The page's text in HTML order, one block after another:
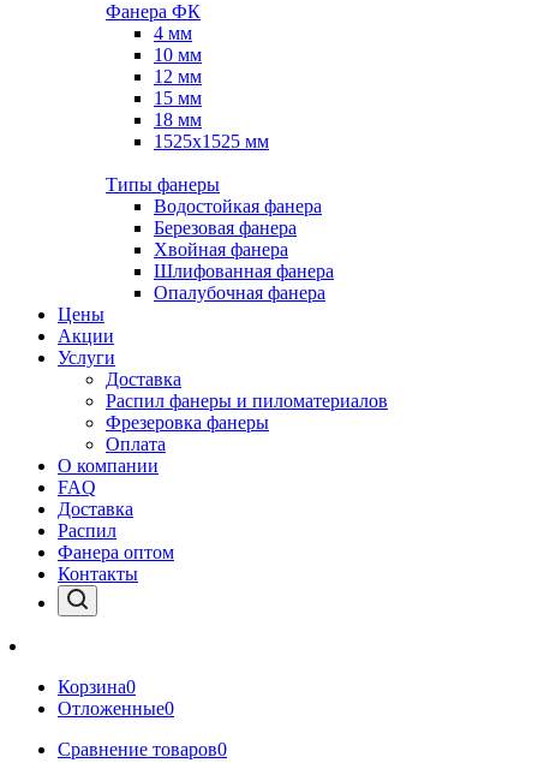
Фанера ФК
4 мм
10 мм
12 мм
15 мм
18 мм
1525х1525 мм
Типы фанеры
Водостойкая фанера
Березовая фанера
Хвойная фанера
Шлифованная фанера
Опалубочная фанера
Цены
Акции
Услуги
Доставка
Распил фанеры и пиломатериалов
Фрезеровка фанеры
Оплата
О компании
FAQ
Доставка
Распил
Фанера оптом
Контакты
Корзина0
Отложенные0
Сравнение товаров0